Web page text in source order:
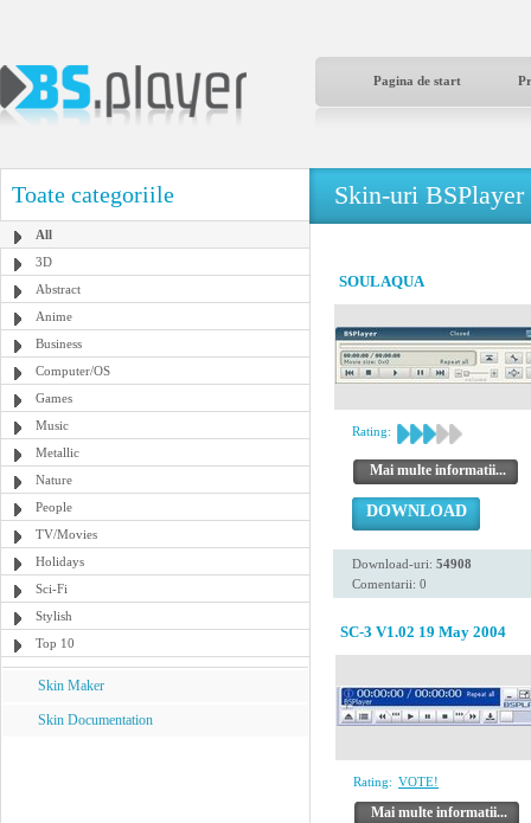
Pagina de start
Toate categoriile
All
3D
Abstract
Anime
Business
Computer/OS
Games
Music
Metallic
Nature
People
TV/Movies
Holidays
Sci-Fi
Stylish
Top 10
Skin Maker
Skin Documentation
Skin-uri BSPlayer
SOULAQUA
Rating:
Mai multe informatii...
DOWNLOAD
Download-uri: 54908
Comentarii: 0
SC-3 V1.02 19 May 2004
Rating: VOTE!
Mai multe informatii...